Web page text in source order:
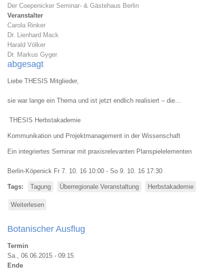
Der Coepenicker Seminar- & Gästehaus Berlin
Veranstalter
Carola Rinker
Dr. Lienhard Mack
Harald Völker
Dr. Markus Gyger
abgesagt
Liebe THESIS Mitglieder,
sie war lange ein Thema und ist jetzt endlich realisiert – die...
THESIS Herbstakademie
Kommunikation und Projektmanagement in der Wissenschaft
Ein integriertes Seminar mit praxisrelevanten Planspielelementen
Berlin-Köpenick Fr 7. 10. 16 10:00 - So 9. 10. 16 17:30
Tags Tagung Überregionale Veranstaltung Herbstakademie
Weiterlesen
Herbstakademie
Botanischer Ausflug
Termin
Sa., 06.06.2015 - 09:15
Ende